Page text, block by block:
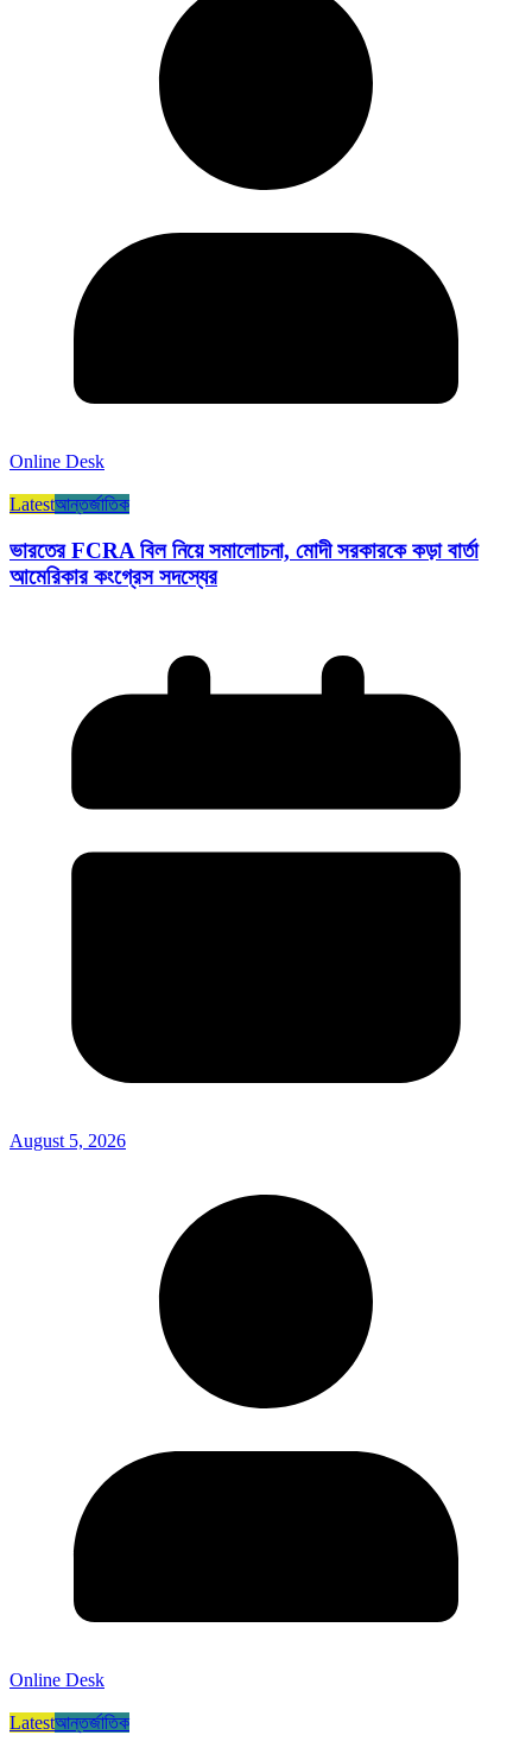
Online Desk
Latestআন্তর্জাতিক
ভারতের FCRA বিল নিয়ে সমালোচনা, মোদী সরকারকে কড়া বার্তা
আমেরিকার কংগ্রেস সদস্যের
August 5, 2026
Online Desk
Latestআন্তর্জাতিক